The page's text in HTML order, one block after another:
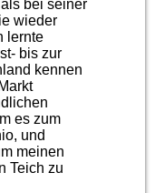
bei seiner
wieder
lernte
bis zur
kennen
es zum
und
meinen
Teich zu